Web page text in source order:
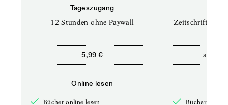
Tageszugang
12 Stunden ohne Paywall
5,99 €
Online lesen
Bücher online lesen
Zeitschriften
ab
Bücher online